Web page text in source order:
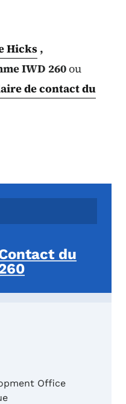
Hicks ,
IWD 260ou
de contact du
du
Office